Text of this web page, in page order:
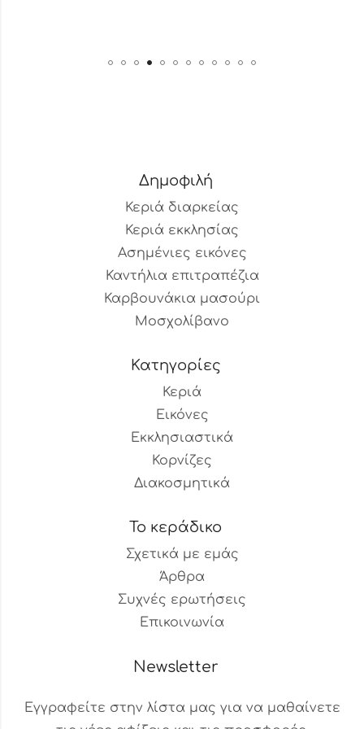
Δημοφιλή
Κεριά διαρκείας
Κεριά εκκλησίας
Ασημένιες εικόνες
Καντήλια επιτραπέζια
Καρβουνάκια μασούρι
Μοσχολίβανο
Κατηγορίες
Κεριά
Εικόνες
Εκκλησιαστικά
Κορνίζες
Διακοσμητικά
Το κεράδικο
Σχετικά με εμάς
Άρθρα
Συχνές ερωτήσεις
Επικοινωνία
Newsletter
Εγγραφείτε στην λίστα μας για να μαθαίνετε